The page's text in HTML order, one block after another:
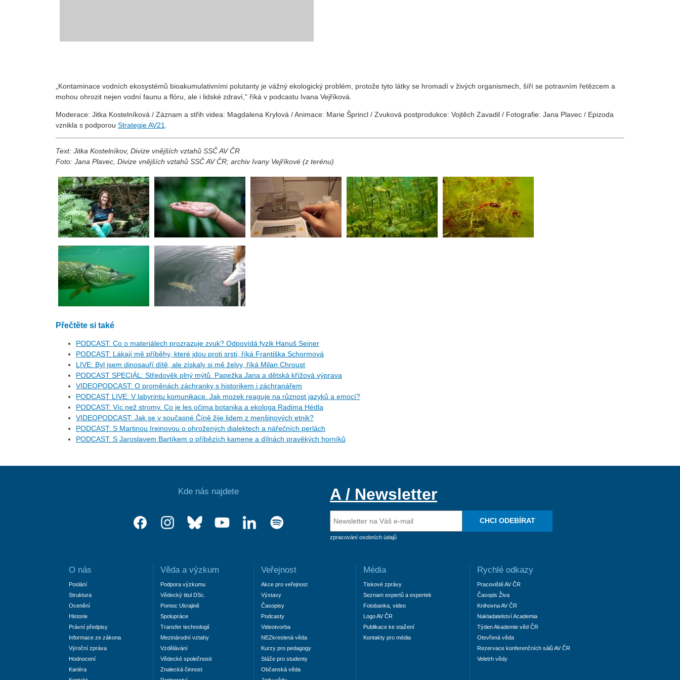
„Kontaminace vodních ekosystémů bioakumulativními polutanty je vážný ekologický problém, protože tyto látky se hromadí v živých organismech, šíří se potravním řetězcem a
mohou ohrozit nejen vodní faunu a flóru, ale i lidské zdraví,“ říká v podcastu Ivana Vejříková.
Moderace: Jitka Kostelníková / Záznam a střih videa: Magdalena Krylová / Animace: Marie Šprincl / Zvuková postprodukce: Vojtěch Zavadil / Fotografie: Jana Plavec / Epizoda
vznikla s podporou ⁠Strategie AV21⁠.
Text: Jitka Kostelníkov, Divize vnějších vztahů SSČ AV ČR
Foto: Jana Plavec, Divize vnějších vztahů SSČ AV ČR; archiv Ivany Vejříkové (z terénu)
Přečtěte si také
PODCAST: Co o materiálech prozrazuje zvuk? Odpovídá fyzik Hanuš Seiner
PODCAST: Lákají mě příběhy, které jdou proti srsti, říká Františka Schormová
LIVE: Byl jsem dinosauří dítě, ale získaly si mě želvy, říká Milan Chroust
PODCAST SPECIÁL: Středověk plný mýtů. Papežka Jana a dětská křížová výprava
VIDEOPODCAST: O proměnách záchranky s historikem i záchranářem
PODCAST LIVE: V labyrintu komunikace. Jak mozek reaguje na různost jazyků a emocí?
PODCAST: Víc než stromy. Co je les očima botanika a ekologa Radima Hédla
VIDEOPODCAST: Jak se v současné Číně žije lidem z menšinových etnik?
PODCAST: S Martinou Ireinovou o ohrožených dialektech a nářečních perlách
PODCAST: S Jaroslavem Bartíkem o příbězích kamene a dílnách pravěkých horníků
Kde nás najdete A / Newsletter
zpracování osobních údajů
CHCI ODEBÍRAT
O nás
Poslání
Struktura
Ocenění
Historie
Právní předpisy
Informace ze zákona
Výroční zpráva
Hodnocení
Kariéra
Věda a výzkum
Podpora výzkumu
Vědecký titul DSc.
Pomoc Ukrajině
Spolupráce
Transfer technologií
Mezinárodní vztahy
Vzdělávání
Vědecké společnosti
Znalecká činnost
Veřejnost
Akce pro veřejnost
Výstavy
Časopisy
Podcasty
Videotvorba
NEZkreslená věda
Kurzy pro pedagogy
Stáže pro studenty
Občanská věda
Média
Tiskové zprávy
Seznam expertů a expertek
Fotobanka, video
Logo AV ČR
Publikace ke stažení
Kontakty pro média
Rychlé odkazy
Pracoviště AV ČR
Časopis Živa
Knihovna AV ČR
Nakladatelství Academia
Týden Akademie věd ČR
Otevřená věda
Rezervace konferenčních sálů AV ČR
Veletrh vědy